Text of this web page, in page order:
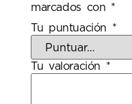
marcados con *
Tu puntuación *
Tu valoración *